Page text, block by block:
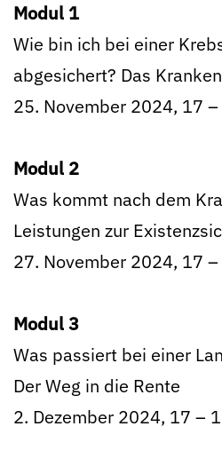
Modul 1
Wie bin ich bei einer
abgesichert? Das
25. November 2024, 17
Modul 2
Was kommt nach dem
Leistungen zur
27. November 2024, 17
Modul 3
Was passiert bei einer
Der Weg in die Rente
2. Dezember 2024, 17 –